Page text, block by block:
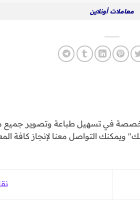
معاملات أونلاين
في تسهيل طباعة وتصوير جميع
ويمكنك التواصل معنا لإنجاز كافة